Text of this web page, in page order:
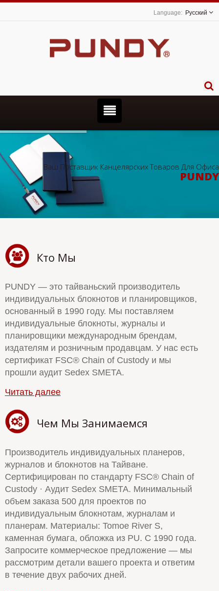
Русский
Ваш Поставщик Канцелярских Товаров Для Офиса
PUNDY
Кто Мы
PUNDY — это тайваньский производитель
индивидуальных блокнотов и планировщиков,
основанный в 1990 году. Мы поставляем
индивидуальные блокноты, журналы и
планировщики международным брендам,
издателям и розничным продавцам. У нас есть
сертификат FSC® Chain of Custody и мы
прошли аудит Sedex SMETA.
Читать далее
Чем Мы Занимаемся
Производитель индивидуальных планеров,
журналов и блокнотов на Тайване.
Сертифицирован по стандарту FSC® Chain of
Custody · Аудит Sedex SMETA. Минимальный
объем заказа 500 для проектов по
индивидуальным блокнотам, журналам и
планерам. Материалы: Tomoe River S,
каменная бумага, обложка из PU. С 1990 года.
Запросите коммерческое предложение — мы
рассмотрим детали вашего проекта и ответим
в течение двух рабочих дней.